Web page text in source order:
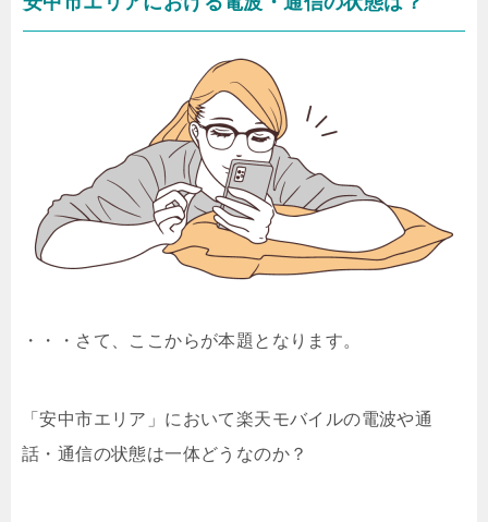
・・・さて、ここからが本題となります。
「安中市エリア」において楽天モバイルの電波や通
話・通信の状態は一体どうなのか？